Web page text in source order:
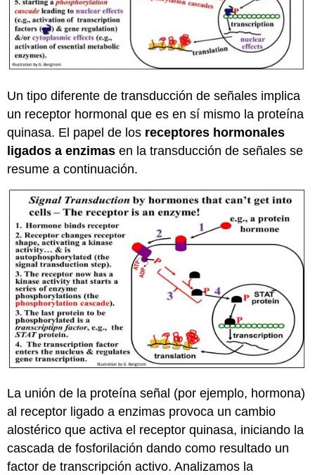
Un tipo diferente de transducción de señales implica
un receptor hormonal que es en sí mismo la proteína
quinasa. El papel de los receptores hormonales
ligados a enzimas en la transducción de señales se
resume a continuación.
La unión de la proteína señal (por ejemplo, hormona)
al receptor ligado a enzimas provoca un cambio
alostérico que activa el receptor quinasa, iniciando la
cascada de fosforilación dando como resultado un
factor de transcripción activo. Analizamos la